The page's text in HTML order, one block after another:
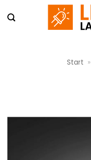
Inhalt
Start »